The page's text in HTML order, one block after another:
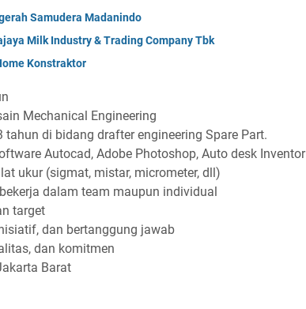
Samudera Madanindo
Milk Industry & Trading Company Tbk
Konstraktor
Mechanical Engineering
di bidang drafter engineering Spare Part.
Autocad, Adobe Photoshop, Auto desk Inventor
ukur (sigmat, mistar, micrometer, dll)
dalam team maupun individual
target
dan bertanggung jawab
dan komitmen
Barat